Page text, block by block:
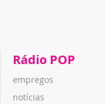
Rádio POP
empregos
notícias